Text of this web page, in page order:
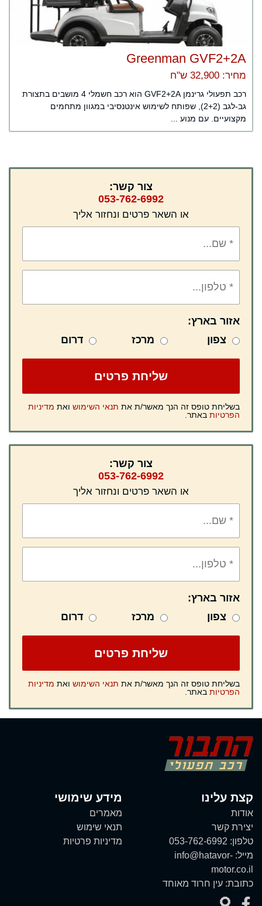
Greenman GVF2+2A
מחיר: 32,900 ש"ח
רכב תפעולי גרינמן GVF2+2A הוא רכב חשמלי 4 מושבים בתצורת
גב-לגב (2+2), שפותח לשימוש אינטנסיבי במגוון מתחמים
מקצועיים. עם מנוע ...
צור קשר:
053-762-6992
או השאר פרטים ונחזור אליך
אזור בארץ:
צפון
מרכז דרום
בשליחת טופס זה הנך מאשר/ת את תנאי השימוש ואת מדיניות
הפרטיות באתר.
צור קשר:
053-762-6992
או השאר פרטים ונחזור אליך
אזור בארץ:
צפון
מרכז דרום
בשליחת טופס זה הנך מאשר/ת את תנאי השימוש ואת מדיניות
הפרטיות באתר.
קצת עלינו
אודות
יצירת קשר
טלפון: 053-762-6992
מייל: info@hatavor-
motor.co.il
כתובת: עין חרוד מאוחד
מידע שימושי
מאמרים
תנאי שימוש
מדיניות פרטיות